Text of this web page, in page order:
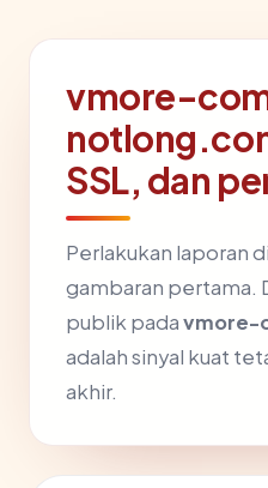
vmore-
SSL, dan
Perlakukan laporan
gambaran pertama.
publik padavmore-
adalah sinyal kuat
akhir.